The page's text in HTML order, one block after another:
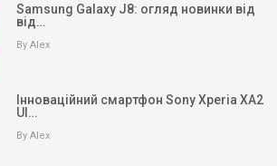
Samsung Galaxy J8: огляд новинки від
від…
By Alex
Інноваційний смартфон Sony Xperia XA2
Ul…
By Alex